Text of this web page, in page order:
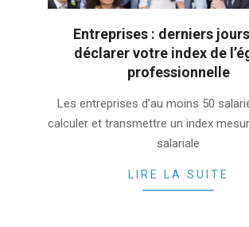
Entreprises : derniers
déclarer votre index de
professionnelle
02-
23
Les entreprises d’au moins 50
calculer et transmettre un index
salariale
LIRE LA SUITE